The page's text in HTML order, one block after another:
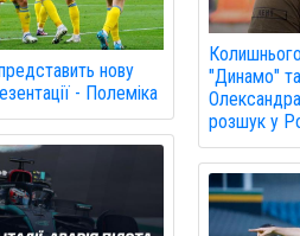
нову
- Полеміка
"Динамо" та
розшук у